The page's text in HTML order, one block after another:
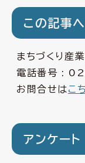
この記事
まちづくり産
電話番号 :
お問合せはこ
アンケート